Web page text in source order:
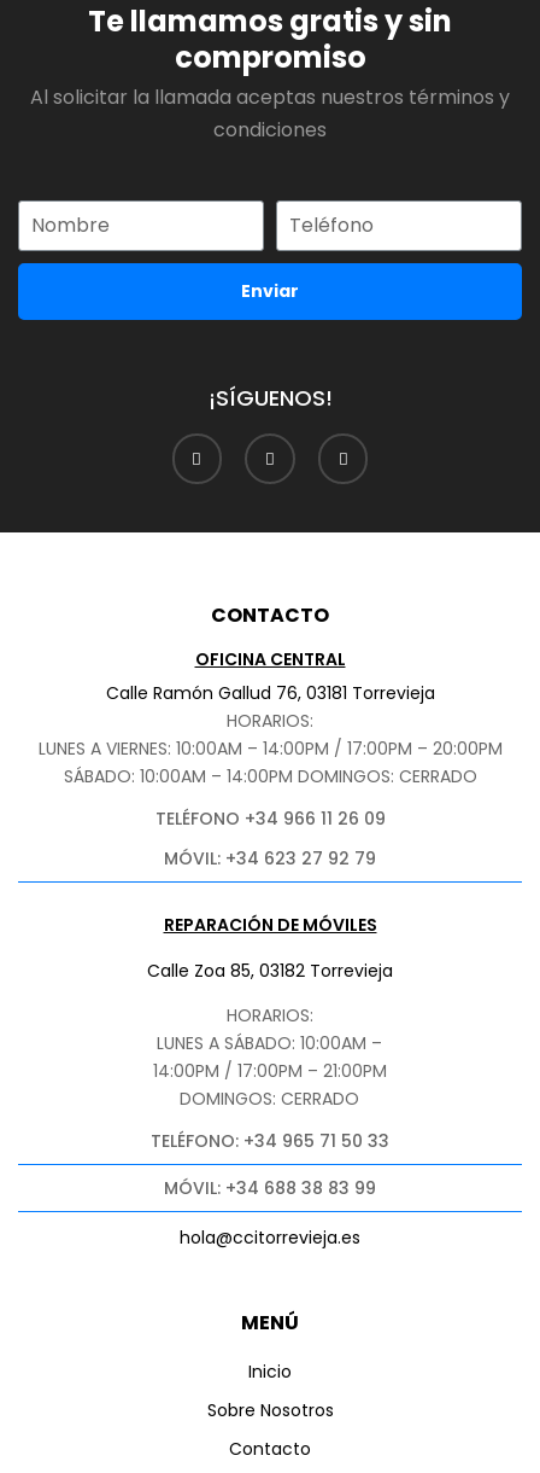
Te llamamos gratis y sin
compromiso
Al solicitar la llamada aceptas nuestros términos y
condiciones
Enviar
¡SÍGUENOS!
MENÚ
Inicio
Sobre Nosotros
Contacto
CONTACTO
OFICINA CENTRAL
Calle Ramón Gallud 76, 03181 Torrevieja
HORARIOS:
LUNES A VIERNES: 10:00AM – 14:00PM / 17:00PM – 20:00PM
SÁBADO: 10:00AM – 14:00PM DOMINGOS: CERRADO
TELÉFONO +34 966 11 26 09
MÓVIL: +34 623 27 92 79
REPARACIÓN DE MÓVILES
Calle Zoa 85, 03182 Torrevieja
HORARIOS:
LUNES A SÁBADO: 10:00AM –
14:00PM / 17:00PM – 21:00PM
DOMINGOS: CERRADO
TELÉFONO: +34 965 71 50 33
MÓVIL: +34 688 38 83 99
hola@ccitorrevieja.es